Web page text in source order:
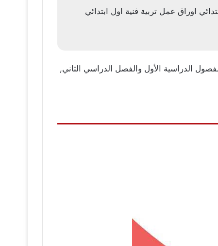
اوراق عمل تربية فنية اول ابتدائي
توزيع التربية فنية ثاني ابتدائي 1448 نت حل كتاب التربية للفصول الدراسية الأول والفصل الدراسي الثاني,